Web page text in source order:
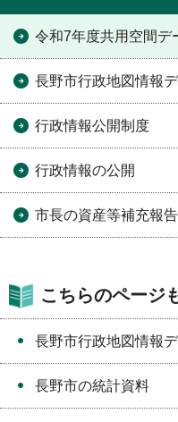
令和7年度共用空間デ
長野市行政地図情報
行政情報公開制度
行政情報の公開
市長の資産等補充報
こちらのページ
長野市行政地図情報
長野市の統計資料